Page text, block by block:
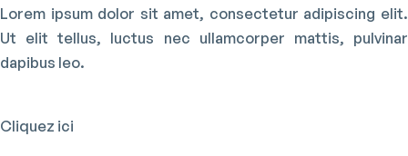
Lorem ipsum dolor sit amet, consectetur adipiscing elit.
Ut elit tellus, luctus nec ullamcorper mattis, pulvinar
dapibus leo.
Cliquez ici